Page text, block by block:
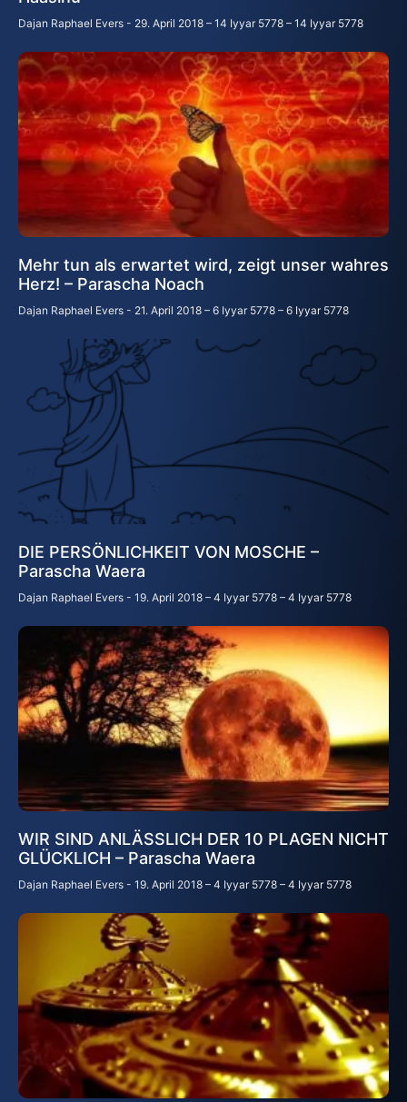
Dajan Raphael Evers 29. April 2018 – 14 Iyyar 5778 – 14 Iyyar 5778
Mehr tun als erwartet wird, zeigt unser wahres
Herz! – Parascha Noach
Dajan Raphael Evers 21. April 2018 – 6 Iyyar 5778 – 6 Iyyar 5778
DIE PERSÖNLICHKEIT VON MOSCHE –
Parascha Waera
Dajan Raphael Evers 19. April 2018 – 4 Iyyar 5778 – 4 Iyyar 5778
WIR SIND ANLÄSSLICH DER 10 PLAGEN NICHT
GLÜCKLICH – Parascha Waera
Dajan Raphael Evers 19. April 2018 – 4 Iyyar 5778 – 4 Iyyar 5778